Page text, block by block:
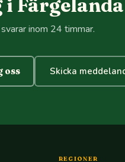
inom 24 timmar.
oss Skicka
REGIONER